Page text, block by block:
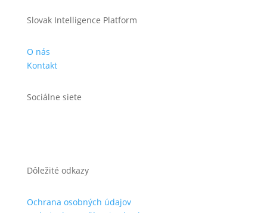
Slovak Intelligence Platform
O nás
Kontakt
Sociálne siete
Dôležité odkazy
Ochrana osobných údajov